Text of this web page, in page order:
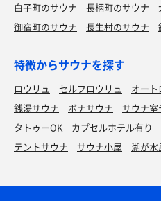
白子町のサウナ
長柄町のサウナ
御宿町のサウナ
長生村のサウナ
特徴からサウナを探す
ロウリュ セルフロウリュ オート
銭湯サウナ
ボナサウナ サウナ室
タトゥーOK
カプセルホテル有り
テントサウナ
サウナ小屋 湖が水